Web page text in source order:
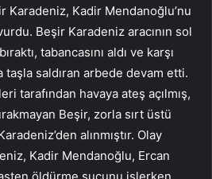
Karadeniz, Kadir Mendanoğlu’nu
Beşir Karadeniz aracının sol
tabancasını aldı ve karşı
taşla saldıran arbede devam etti.
tarafından havaya ateş açılmış,
Beşir, zorla sırt üstü
alınmıştır. Olay
Kadir Mendanoğlu, Ercan
öldürme suçunu işlerken,